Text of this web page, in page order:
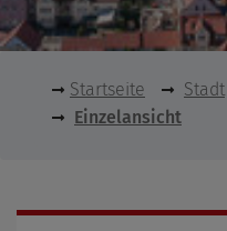
Startseite Stadt
Einzelansicht